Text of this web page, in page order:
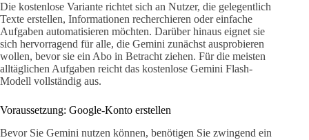
Die kostenlose Variante richtet sich an Nutzer, die gelegentlich
Texte erstellen, Informationen recherchieren oder einfache
Aufgaben automatisieren möchten. Darüber hinaus eignet sie
sich hervorragend für alle, die Gemini zunächst ausprobieren
wollen, bevor sie ein Abo in Betracht ziehen. Für die meisten
alltäglichen Aufgaben reicht das kostenlose Gemini Flash-
Modell vollständig aus.
Voraussetzung: Google-Konto erstellen
Bevor Sie Gemini nutzen können, benötigen Sie zwingend ein